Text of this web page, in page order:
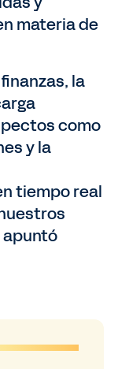
materia de
la
como
y la
tiempo real
apuntó